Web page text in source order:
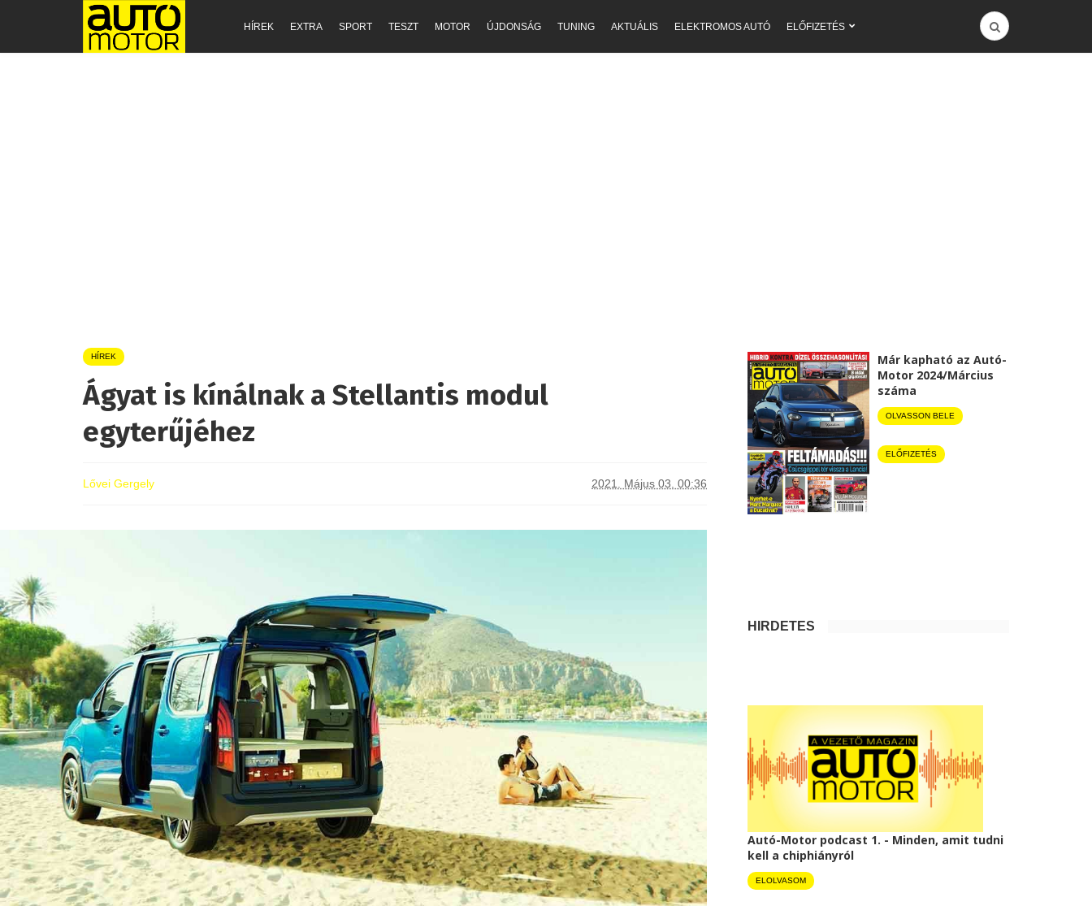
HÍREK EXTRA SPORT TESZT MOTOR ÚJDONSÁG TUNING AKTUÁLIS ELEKTROMOS AUTÓ ELŐFIZETÉS
HÍREK
Ágyat is kínálnak a Stellantis modul
egyterűjéhez
Lővei Gergely 2021. Május 03. 00:36
Már kapható az Autó-
Motor 2024/Március
száma
OLVASSON BELE
ELŐFIZETÉS
HIRDETÉS
Autó-Motor podcast 1. - Minden, amit tudni
kell a chiphiányról
ELOLVASOM